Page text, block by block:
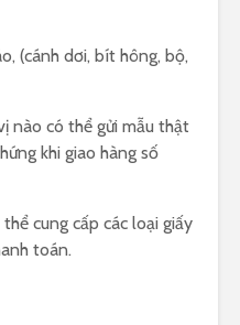
(cánh dơi, bít hông, bộ,
nào có thể gửi mẫu thật
khi giao hàng số
cung cấp các loại giấy
toán.